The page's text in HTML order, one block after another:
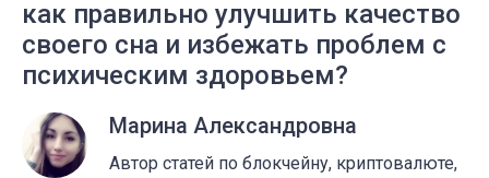
как правильно улучшить качество
своего сна и избежать проблем с
психическим здоровьем?
Марина Александровна
Автор статей по блокчейну, криптовалюте,